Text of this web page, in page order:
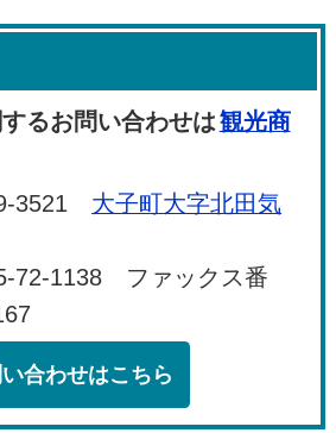
るお問い合わせは観光商
3521 大子町大字北田気
72-1138 ファックス番
合わせはこちら